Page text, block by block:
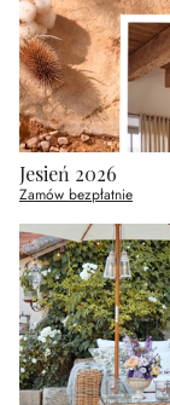
Jesień 2026
Zamów bezpłatnie